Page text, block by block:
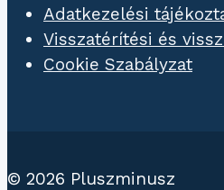
Adatkezelési
Visszatérítési és
Cookie Szabályzat
© 2026 Pluszminusz